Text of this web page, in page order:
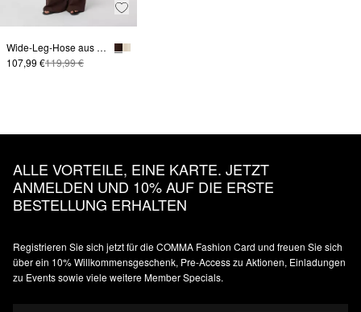
Wide-Leg-Hose aus Leinenmix mit Stoffgürtel | comma x Füsun Lindner
107,99 €119,99 €
ALLE VORTEILE, EINE KARTE. JETZT
ANMELDEN UND 10% AUF DIE ERSTE
BESTELLUNG ERHALTEN
Registrieren Sie sich jetzt für die COMMA Fashion Card und freuen Sie sich
über ein 10% Willkommensgeschenk, Pre-Access zu Aktionen, Einladungen
zu Events sowie viele weitere Member Specials.